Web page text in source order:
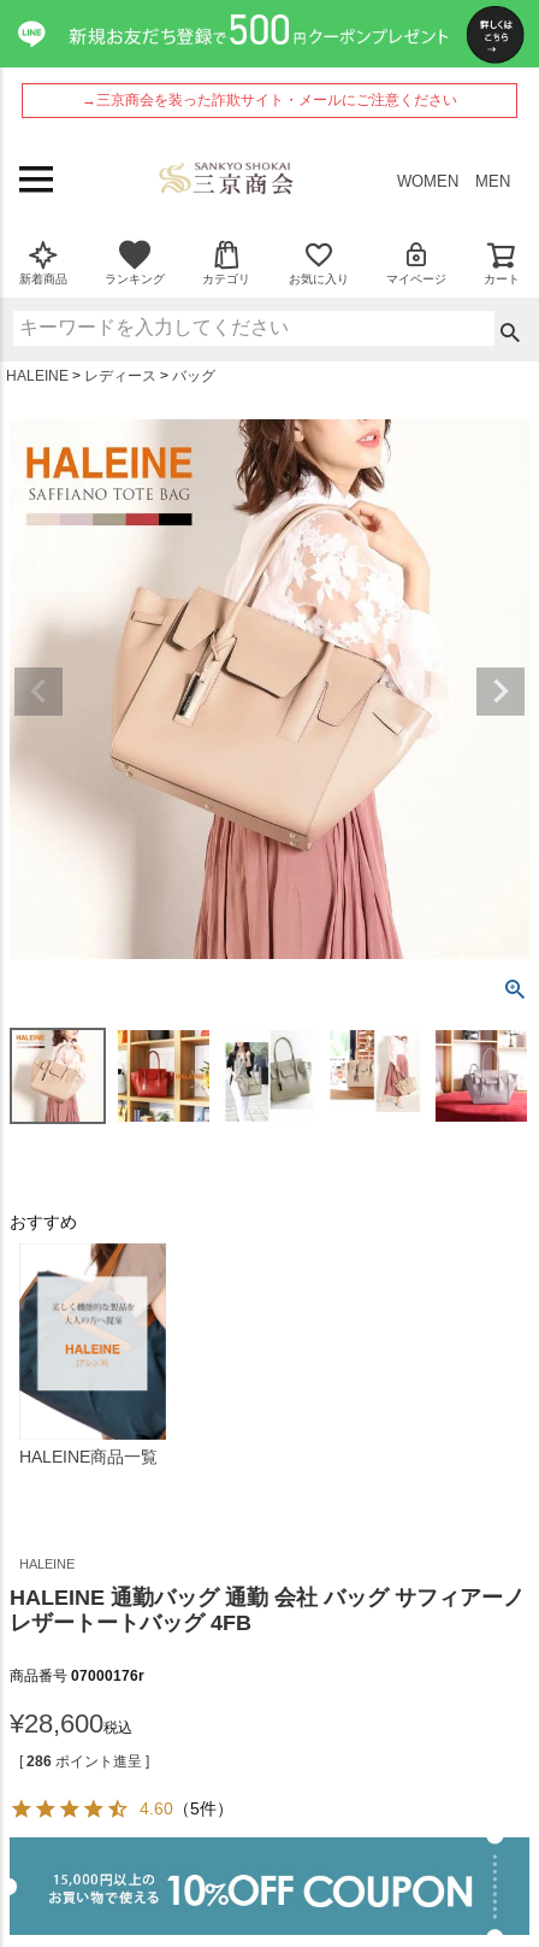
→三京商会を装った詐欺サイト・メールにご注意ください
WOMEN MEN
新着商品 ランキング カテゴリ お気に入り マイページ カート
HALEINE レディース バッグ
おすすめ
HALEINE商品一覧
HALEINE
HALEINE 通勤バッグ 通勤 会社 バッグ サフィアーノ
レザートートバッグ 4FB
商品番号 07000176r
¥28,600税込
[ 286 ポイント進呈 ]
4.60 （5件）
ペー
ジト
ップ
へ